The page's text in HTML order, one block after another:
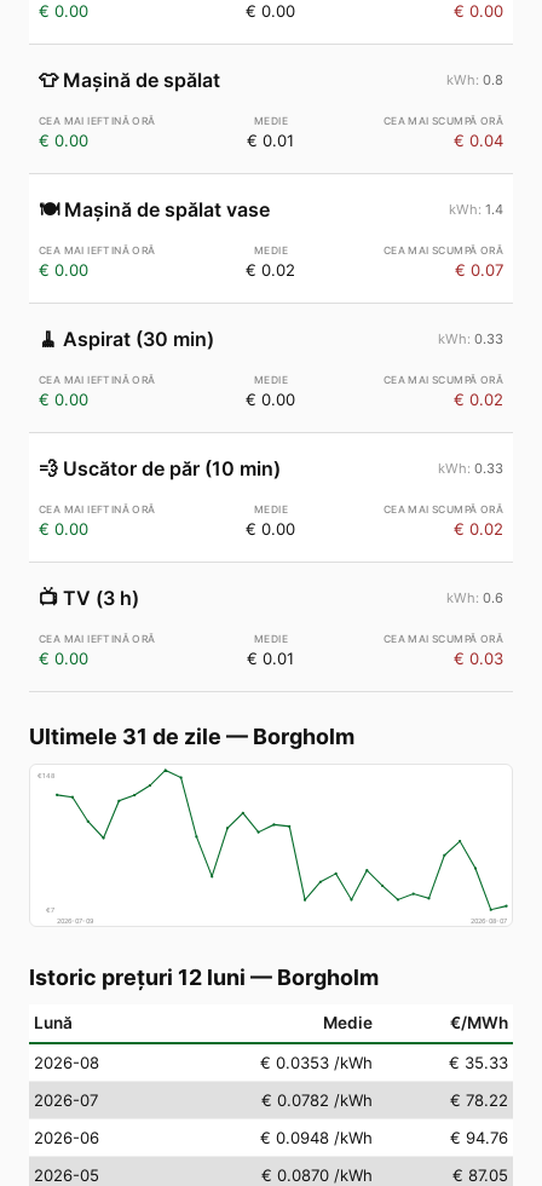
€ 0.00 € 0.00 € 0.00
👕 Mașină de spălat 0.8
€ 0.00 € 0.01 € 0.04
🍽️ Mașină de spălat vase 1.4
€ 0.00 € 0.02 € 0.07
🧹 Aspirat (30 min) 0.33
€ 0.00 € 0.00 € 0.02
💨 Uscător de păr (10 min) 0.33
€ 0.00 € 0.00 € 0.02
📺 TV (3 h) 0.6
€ 0.00 € 0.01 € 0.03
Ultimele 31 de zile — Borgholm
€148
€7
2026-07-09
2026-08-07
Istoric prețuri 12 luni — Borgholm
Lună Medie €/MWh
2026-08 € 0.0353 /kWh
€ 35.33
2026-07
€ 0.0782 /kWh
€ 78.22
2026-06
€ 0.0948 /kWh
€ 94.76
2026-05
€ 0.0870 /kWh
€ 87.05